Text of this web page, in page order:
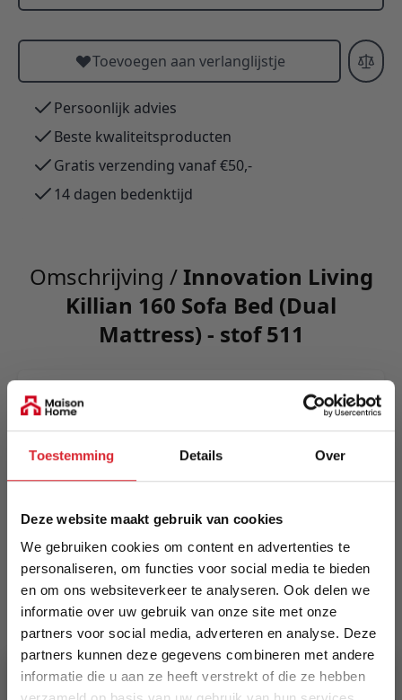
Toestemming Details Over
Deze website maakt gebruik van cookies
We gebruiken cookies om content en advertenties te
personaliseren, om functies voor social media te bieden
en om ons websiteverkeer te analyseren. Ook delen we
informatie over uw gebruik van onze site met onze
partners voor social media, adverteren en analyse. Deze
partners kunnen deze gegevens combineren met andere
informatie die u aan ze heeft verstrekt of die ze hebben
Toevoegen aan verlanglijstje
Persoonlijk advies
Beste kwaliteitsproducten
Gratis verzending vanaf €50,-
14 dagen bedenktijd
Omschrijving /Innovation Living
Killian 160 Sofa Bed (Dual
Mattress) - stof 511
Killian possesses a classic sofa design that
provides a timeless sofa with unique features.
The intregrated fold out mechanism gives you an
easy manageable transformation method as well
as the mattress supports you at day and night.
Meer informatie
Merk
Innovation Living
EAN
5700110953740